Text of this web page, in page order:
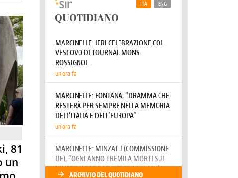
81
un
SIGNIS 2026, la comunicazione al
servizio del Vangelo
"La visita del Papa messaggio di
pace e dignità"
08.08.2026
Marcinelle, 70 anni dopo istituita la
Giornata europea per le vittime sul
lavoro
Arabia Saudita, Turchia e Pakistan
militare in Medio Oriente
08.08.2026
Il Papa in Perù, il cardinale Castillo: